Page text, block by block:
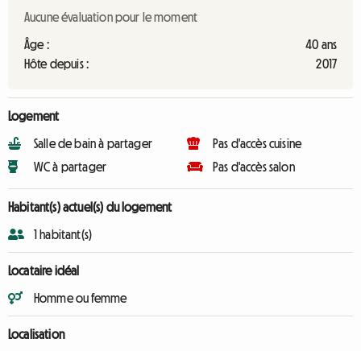
Aucune évaluation pour le moment
Âge :
40 ans
Hôte depuis :
2017
Logement
Salle de bain à partager
WC à partager
Pas d'accès cuisine
Pas d'accès salon
Habitant(s) actuel(s) du logement
1 habitant(s)
Locataire idéal
Homme ou femme
Localisation